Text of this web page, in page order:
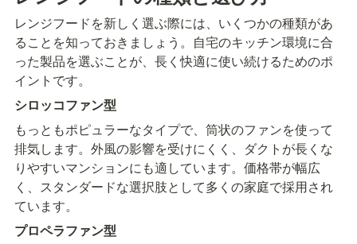
レンジフードを新しく選ぶ際には、いくつかの種類があ
ることを知っておきましょう。自宅のキッチン環境に合
った製品を選ぶことが、長く快適に使い続けるためのポ
イントです。
シロッコファン型
もっともポピュラーなタイプで、筒状のファンを使って
排気します。外風の影響を受けにくく、ダクトが長くな
りやすいマンションにも適しています。価格帯が幅広
く、スタンダードな選択肢として多くの家庭で採用され
ています。
プロペラファン型